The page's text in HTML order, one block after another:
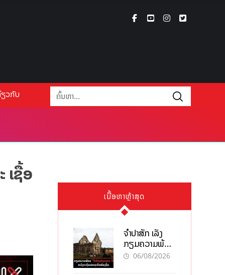
ວກັບ
ເຊື້ອ
ເນື້ອຫາຫຼ້າສຸດ
ຈຳປາສັກ ເລັ່ງ
ກຽມຄວາມພ້ອມ
“ປີທ່ອງທ່ຽວ
06/08/2026